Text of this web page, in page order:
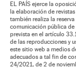
EL PAÍS ejerce la
la elaboración de
también realiza la
comunicación pública de
prevista en el artículo
de las reproducciones y
este sitio web a medios
adecuados a tal fin de
24/2021, de 2 de